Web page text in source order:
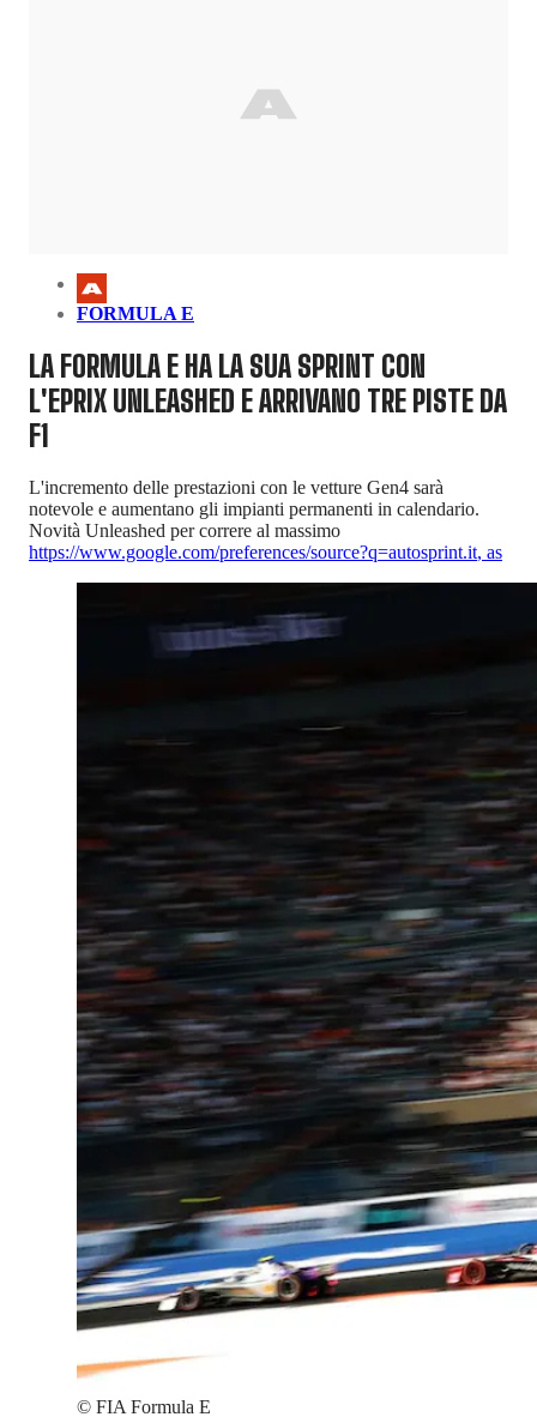
FORMULA E
LA FORMULA E HA LA SUA SPRINT CON
L'EPRIX UNLEASHED E ARRIVANO TRE PISTE DA
F1
L'incremento delle prestazioni con le vetture Gen4 sarà
notevole e aumentano gli impianti permanenti in calendario.
Novità Unleashed per correre al massimo
https://www.google.com/preferences/source?q=autosprint.it, as
© FIA Formula E